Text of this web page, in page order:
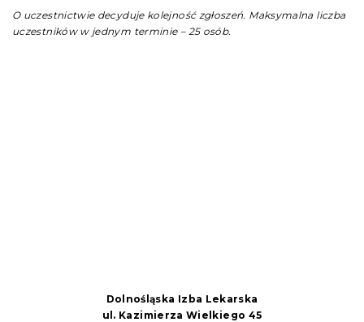
O uczestnictwie decyduje kolejność zgłoszeń. Maksymalna liczba
uczestników w jednym terminie – 25 osób.
Dolnośląska Izba Lekarska
ul. Kazimierza Wielkiego 45